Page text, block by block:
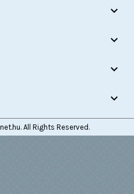




All Rights Reserved.